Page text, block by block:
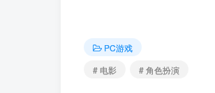
PC游戏
# 电影
# 角色扮演